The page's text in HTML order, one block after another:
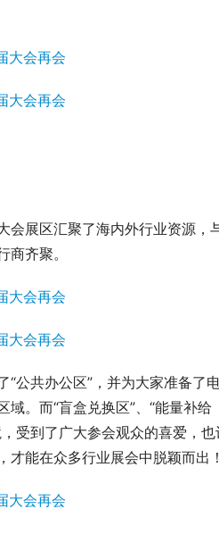
会展区汇聚了海内外行业资源，
齐聚。
公共办公区”，并为大家准备了
。而“盲盒兑换区”、“能量补给
受到了广大参会观众的喜爱，也
能在众多行业展会中脱颖而出！